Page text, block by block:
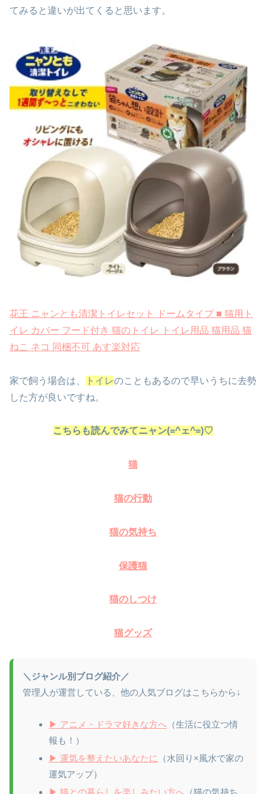
てみると違いが出てくると思います。
花王 ニャンとも清潔トイレセット ドームタイプ ■ 猫用ト
イレ カバー フード付き 猫のトイレ トイレ用品 猫用品 猫
ねこ ネコ 同梱不可 あす楽対応
家で飼う場合は、 トイレのこともあるので早いうちに去勢
した方が良いですね。
こちらも読んでみてニャン(=^ェ^=)♡
猫
猫の行動
猫の気持ち
保護猫
猫のしつけ
猫グッズ
＼ジャンル別ブログ紹介／
管理人が運営している、他の人気ブログはこちらから↓
▶ アニメ・ドラマ好きな方へ （生活に役立つ情
報も！）
▶ 運気を整えたいあなたに
（水回り×風水で家の
運気アップ）
▶ 猫との暮らしを楽しみたい方へ （猫の気持ち